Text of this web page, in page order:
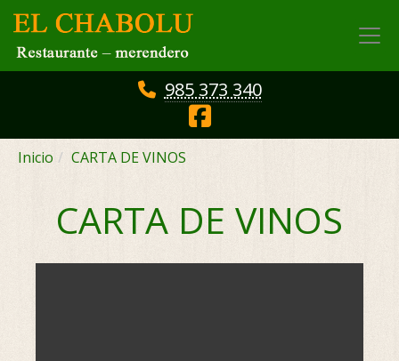
985 373 340
Inicio CARTA DE VINOS
CARTA DE VINOS